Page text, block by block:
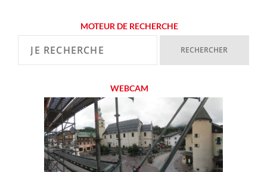
MOTEUR DE RECHERCHE
WEBCAM